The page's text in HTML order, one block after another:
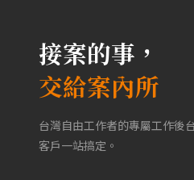
接案的事，
交給案內所
台灣自由工作者的專屬工作後
客戶一站搞定。